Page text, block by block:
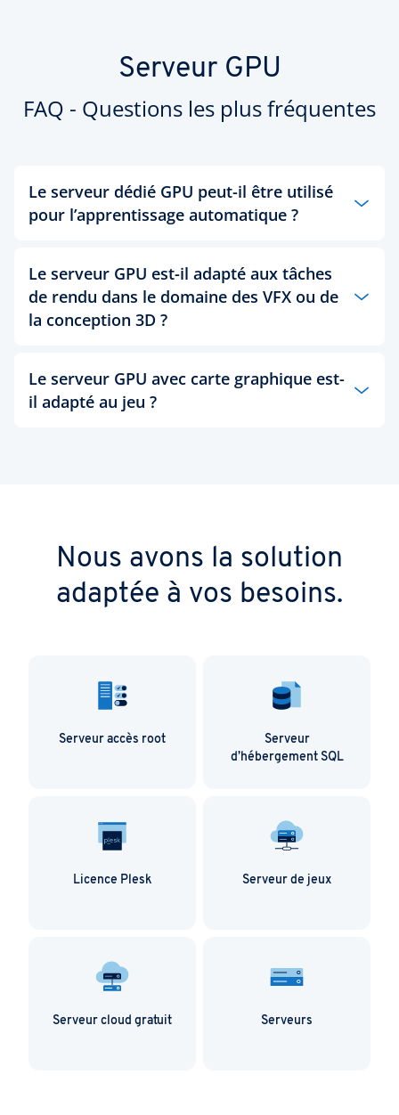
Serveur GPU
FAQ - Questions les plus fréquentes
Le serveur dédié GPU peut-il être utilisé
pour l’apprentissage automatique ?
utilisé avec notre serveur GPU accélère diverses
charges de travail comme l'entraînement et
parfaitement adapté à ce type d'application.
Le serveur GPU est-il adapté aux tâches
de rendu dans le domaine des VFX ou de
la conception 3D ?
nouvelle architecture NVIDIA Turing™ et comprend
donc des unités de calcul multi-précision Turing™
Tensor ainsi que de nouvelles unités de calcul RT.
Le serveur GPU avec carte graphique est-
il adapté au jeu ?
Nous avons la solution
adaptée à vos besoins.
Serveur accès root
Serveur
d’hébergement SQL
Licence Plesk Serveur de jeux
Serveur cloud gratuit Serveurs